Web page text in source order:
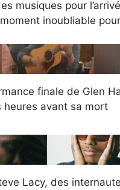
musiques pour
inoubliable
finale de Glen
heures avant sa mort
Lacy, des